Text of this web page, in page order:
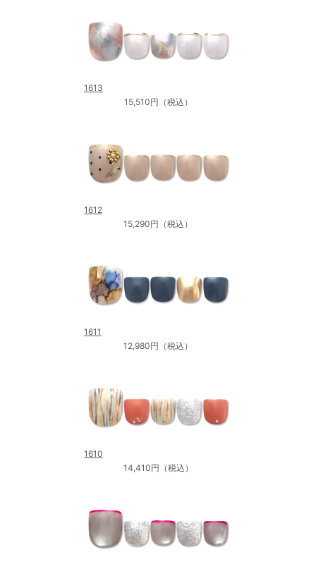
1613
15,510円（税込）
1612
15,290円（税込）
1611
12,980円（税込）
1610
14,410円（税込）